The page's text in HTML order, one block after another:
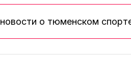
о тюменском